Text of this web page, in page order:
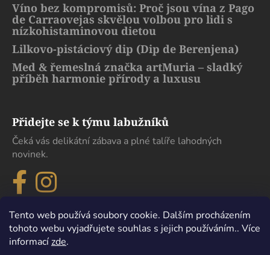
Tento web používá soubory cookie. Dalším procházením
tohoto webu vyjadřujete souhlas s jejich používáním.. Více
informacízde.
Víno bez kompromisů: Proč jsou vína z Pago
de Carraovejas skvělou volbou pro lidi s
nízkohistaminovou dietou
Lilkovo-pistáciový dip (Dip de Berenjena)
Med & řemeslná značka artMuria – sladký
příběh harmonie přírody a luxusu
Přidejte se k týmu labužníků
Čeká vás delikátní zábava a plné talíře lahodných
novinek.